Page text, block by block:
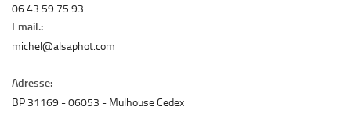
06 43 59 75 93
Email.:
michel@alsaphot.com
Adresse:
BP 31169 06053
Mulhouse Cedex